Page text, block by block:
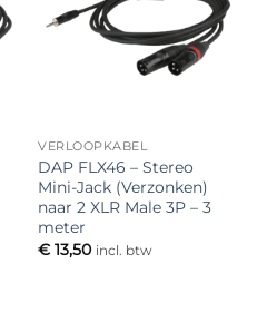
verlanglijst
VERLOOPKABEL
DAP FLX46 – Stereo
Mini-Jack (Verzonken)
naar 2 XLR Male 3P – 3
meter
€13,50 incl. btw